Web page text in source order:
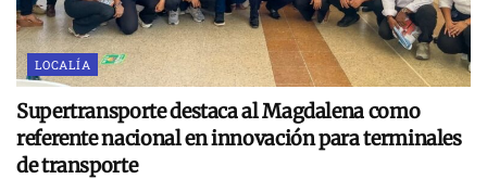
LOCALÍA
Supertransporte destaca al Magdalena como
referente nacional en innovación para terminales
de transporte